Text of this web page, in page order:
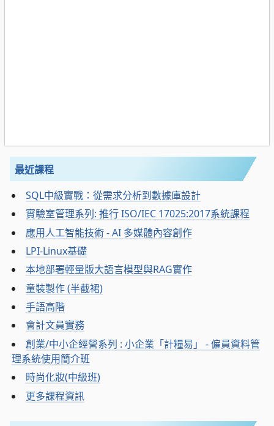
最近課程
SQL中級實戰：從需求分析到數據庫設計
實驗室管理系列: 推行 ISO/IEC 17025:2017系統課程
應用人工智能技術 - AI 多媒體內容創作
LPI-Linux基礎
本地部署輕量版大語言模型與RAG實作
童裝製作 (半截裙)
手語高階
會計文員實務
創業/中小企經營系列 : 小企業「計糧易」 - 僱員資料管
理系統使用簡介班
時尚化妝(中級班)
更多課程資訊